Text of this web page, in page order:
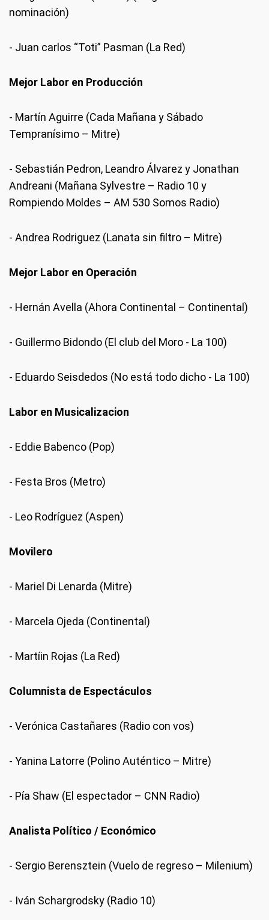
nominación)
- Juan carlos “Toti” Pasman (La Red)
Mejor Labor en Producción
- Martín Aguirre (Cada Mañana y Sábado
Tempranísimo – Mitre)
- Sebastián Pedron, Leandro Álvarez y Jonathan
Andreani (Mañana Sylvestre – Radio 10 y
Rompiendo Moldes – AM 530 Somos Radio)
- Andrea Rodriguez (Lanata sin filtro – Mitre)
Mejor Labor en Operación
- Hernán Avella (Ahora Continental – Continental)
- Guillermo Bidondo (El club del Moro - La 100)
- Eduardo Seisdedos (No está todo dicho - La 100)
Labor en Musicalizacion
- Eddie Babenco (Pop)
- Festa Bros (Metro)
- Leo Rodríguez (Aspen)
Movilero
- Mariel Di Lenarda (Mitre)
- Marcela Ojeda (Continental)
- Martíin Rojas (La Red)
Columnista de Espectáculos
- Verónica Castañares (Radio con vos)
- Yanina Latorre (Polino Auténtico – Mitre)
- Pía Shaw (El espectador – CNN Radio)
Analista Político / Económico
- Sergio Berensztein (Vuelo de regreso – Milenium)
- Iván Schargrodsky (Radio 10)